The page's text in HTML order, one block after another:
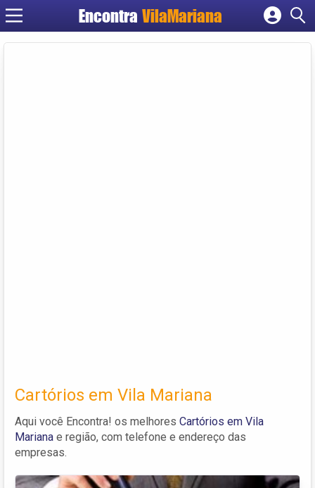
EncontraVilaMariana
Cadastrar empresa
Cartórios em Vila Mariana
Aqui você Encontra! os melhores Cartórios em Vila
Mariana e região, com telefone e endereço das
empresas.